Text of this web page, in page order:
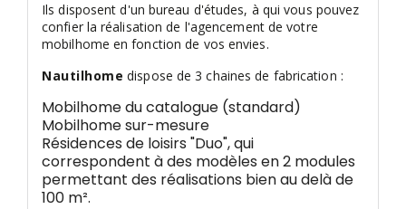
Ils disposent d'un bureau d'études, à qui vous pouvez
confier la réalisation de l'agencement de votre
mobilhome en fonction de vos envies.
Nautilhome dispose de 3 chaines de fabrication :
Mobilhome du catalogue (standard)
Mobilhome sur-mesure
Résidences de loisirs "Duo", qui
correspondent à des modèles en 2 modules
permettant des réalisations bien au delà de
100 m².